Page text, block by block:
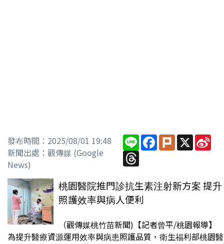
發布時間：2025/08/01 19:48
新聞出處：觀傳媒 (Google
News)
Line Facebook
PlurkX
Threads
桃園醫院推門診抗生素注射新方案 提升
照護效率與病人便利
（觀傳媒桃竹苗新聞)【記者曾平/桃園報導】
為提升醫療資源運用效率與病患照護品質，衛生福利部桃園醫